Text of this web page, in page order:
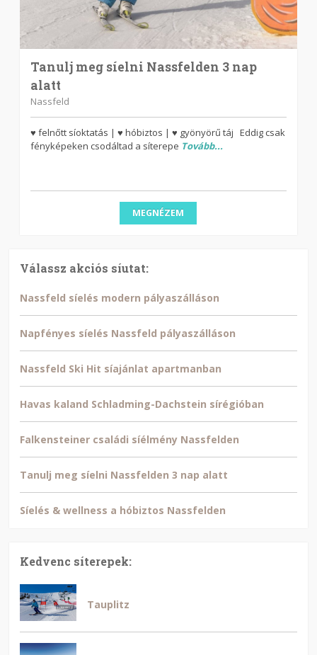
Tanulj meg síelni Nassfelden 3 nap
alatt
Nassfeld
♥ felnőtt síoktatás | ♥ hóbiztos | ♥ gyönyörű táj Eddig csak
fényképeken csodáltad a síterepe Tovább...
MEGNÉZEM
Válassz akciós síutat:
Nassfeld síelés modern pályaszálláson
Napfényes síelés Nassfeld pályaszálláson
Nassfeld Ski Hit síajánlat apartmanban
Havas kaland Schladming-Dachstein sírégióban
Falkensteiner családi síélmény Nassfelden
Tanulj meg síelni Nassfelden 3 nap alatt
Síelés & wellness a hóbiztos Nassfelden
Kedvenc síterepek:
Tauplitz